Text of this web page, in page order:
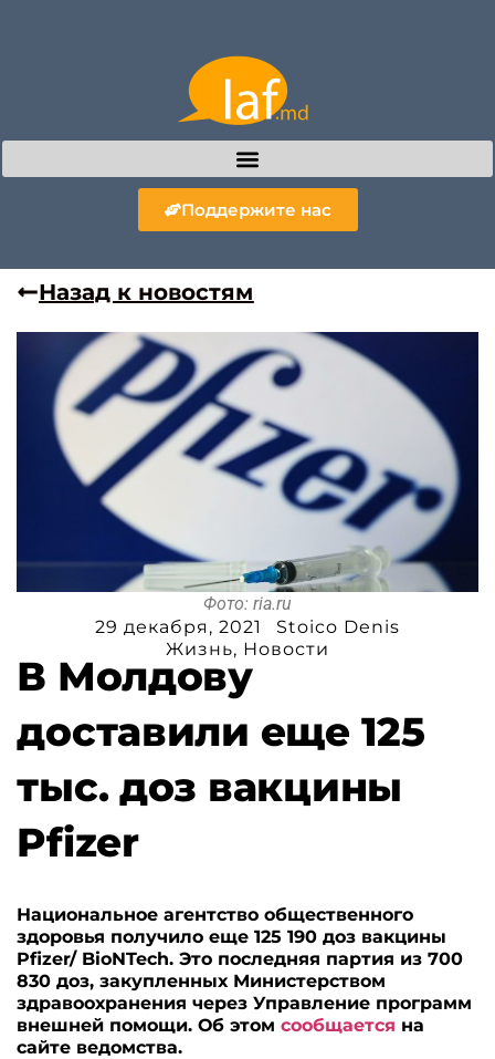
Поддержите нас
Назад к новостям
Фото: ria.ru
29 декабря, 2021
Stoico Denis
Жизнь, Новости
В Молдову
доставили еще 125
тыс. доз вакцины
Pfizer
Национальное агентство общественного
здоровья получило еще 125 190 доз вакцины
Pfizer/ BioNTech. Это последняя партия из 700
830 доз, закупленных Министерством
здравоохранения через Управление программ
внешней помощи. Об этомсообщается на
сайте ведомства.